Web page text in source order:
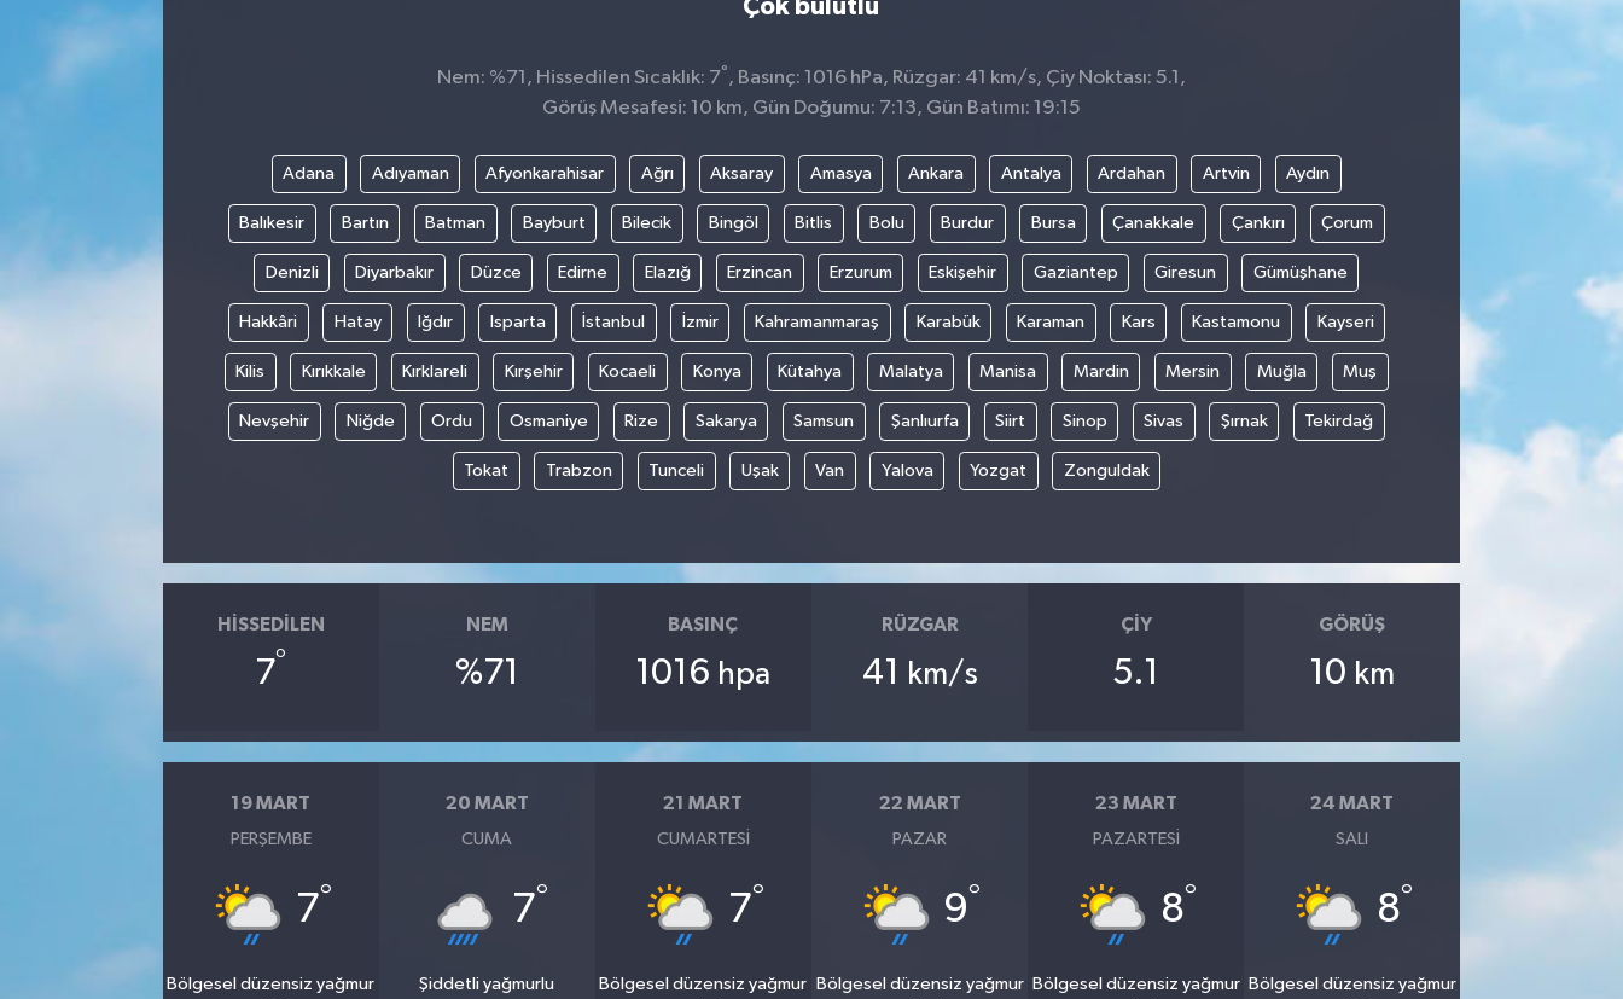
Çok bulutlu
Nem: %71, Hissedilen Sıcaklık: 7° , Basınç: 1016 hPa, Rüzgar: 41 km/s, Çiy Noktası: 5.1,
Görüş Mesafesi: 10 km, Gün Doğumu: 7:13, Gün Batımı: 19:15
Adana Adıyaman Afyonkarahisar Ağrı Aksaray Amasya Ankara Antalya Ardahan Artvin Aydın
Balıkesir Bartın Batman Bayburt Bilecik Bingöl Bitlis Bolu Burdur Bursa Çanakkale Çankırı Çorum
Denizli Diyarbakır Düzce Edirne Elazığ Erzincan Erzurum Eskişehir Gaziantep Giresun Gümüşhane
Hakkâri Hatay Iğdır Isparta İstanbul İzmir Kahramanmaraş Karabük Karaman Kars Kastamonu Kayseri
Kilis Kırıkkale Kırklareli Kırşehir Kocaeli Konya Kütahya Malatya Manisa Mardin Mersin Muğla Muş
Nevşehir Niğde Ordu Osmaniye Rize Sakarya Samsun Şanlıurfa Siirt Sinop Sivas Şırnak Tekirdağ
Tokat Trabzon Tunceli Uşak Van Yalova Yozgat Zonguldak
HISSEDILEN
7°
NEM
%71
BASINÇ
1016 hpa
RÜZGAR
41 km/s
ÇIY
5.1
GÖRÜŞ
10 km
19 MART
PERŞEMBE
7°
Bölgesel düzensiz yağmur
20 MART
CUMA
7°
Şiddetli yağmurlu
21 MART
CUMARTESI
7°
Bölgesel düzensiz yağmur
22 MART
PAZAR
9°
Bölgesel düzensiz yağmur
23 MART
PAZARTESI
8°
Bölgesel düzensiz yağmur
24 MART
SALI
8°
Bölgesel düzensiz yağmur